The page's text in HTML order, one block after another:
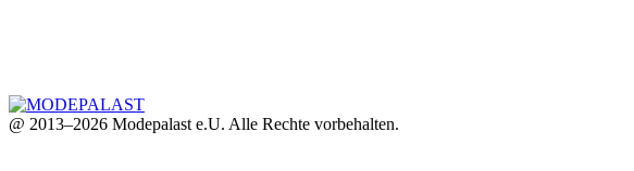
@ 2013–2026 Modepalast e.U. Alle Rechte vorbehalten.